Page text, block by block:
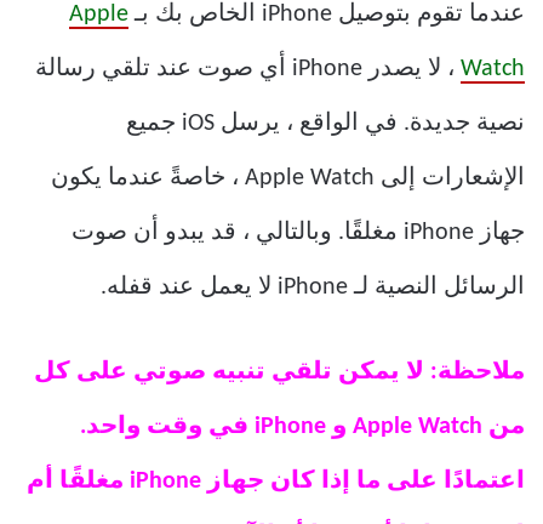
عندما تقوم بتوصيل iPhone الخاص بك بـ Apple
Watch ، لا يصدر iPhone أي صوت عند تلقي رسالة
نصية جديدة. في الواقع ، يرسل iOS جميع
الإشعارات إلى Apple Watch ، خاصةً عندما يكون
جهاز iPhone مغلقًا. وبالتالي ، قد يبدو أن صوت
الرسائل النصية لـ iPhone لا يعمل عند قفله.
ملاحظة: لا يمكن تلقي تنبيه صوتي على كل
من Apple Watch و iPhone في وقت واحد.
اعتمادًا على ما إذا كان جهاز iPhone مغلقًا أم